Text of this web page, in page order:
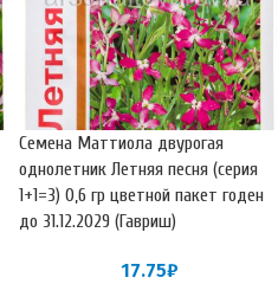
Семена Маттиола двурогая
однолетник Летняя песня (серия
1+1=3) 0,6 гр цветной пакет годен
до 31.12.2029 (Гавриш)
17.75₽